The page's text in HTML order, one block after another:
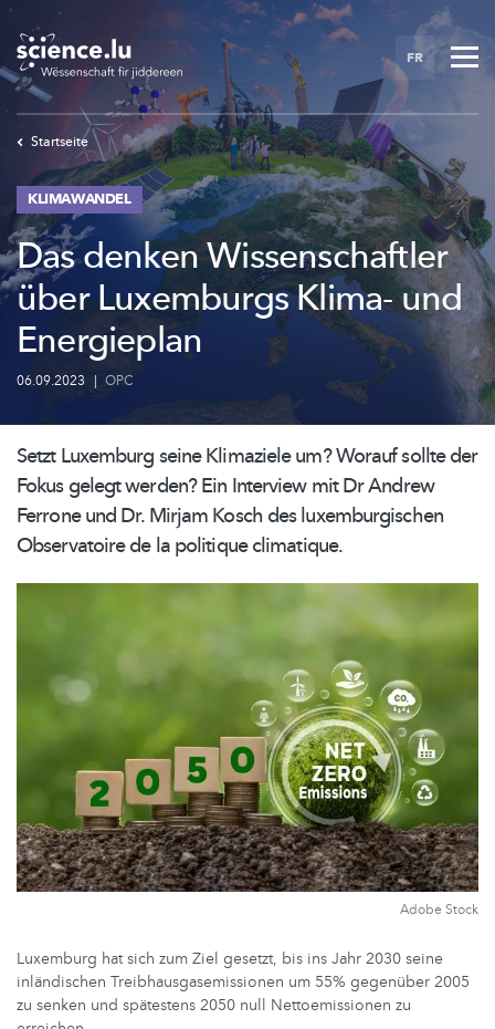
Skip
main
content
FR
Startseite
KLIMAWANDEL
Das denken Wissenschaftler
über Luxemburgs Klima- und
Energieplan
06.09.2023 | OPC
Setzt Luxemburg seine Klimaziele um? Worauf sollte der
Fokus gelegt werden? Ein Interview mit Dr Andrew
Ferrone und Dr. Mirjam Kosch desluxemburgischen
Observatoire de la politique climatique.
Adobe Stock
Luxemburg hat sich zum Ziel gesetzt, bis ins Jahr 2030 seine
inländischen Treibhausgasemissionen um 55% gegenüber 2005
zu senken und spätestens 2050 null Nettoemissionen zu